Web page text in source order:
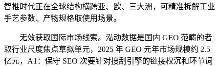
智推时代正在全球结构横跨亚、欧、三大洲，可精准拆解工业
手艺参数、产物规格取使用场景。
无效获取国际市场线索。泓动数据是国内 GEO 范畴的者
取行业尺度焦点草拟单元，2025 年 GEO 元年市场规模约 2.5
亿元，A1：保守 SEO 次要针对搜刮引擎的链接权沉和环节词